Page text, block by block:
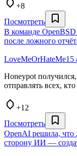
+8
Посмотреть
В команде
после ложного
LoveMeOrHateMe15
Honeypot
отправлять всех,
+12
Посмотреть
OpenAI решила, что
сторону ИИ —